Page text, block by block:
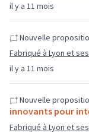
il y a 11 mois
il y a 11 mois
Nouvelle
Fabriqué à Lyon et
Nouvelle
innovants pour
Fabriqué à Lyon et